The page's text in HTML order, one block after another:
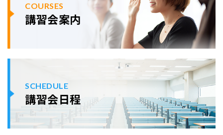
COURSES
講習会案内
SCHEDULE
講習会日程